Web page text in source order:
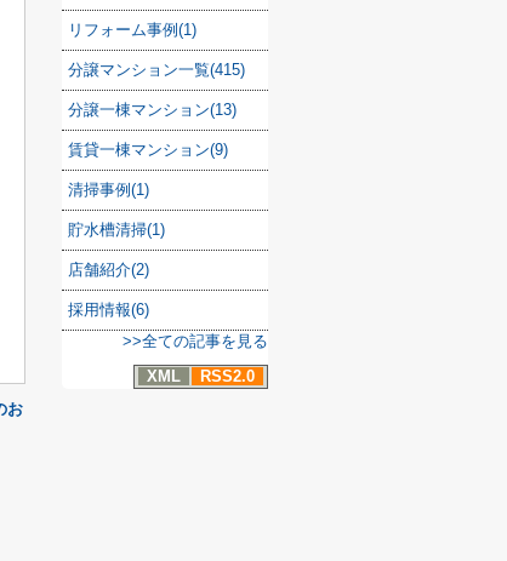
お
リフォーム事例(1)
分譲マンション一覧(415)
分譲一棟マンション(13)
賃貸一棟マンション(9)
清掃事例(1)
貯水槽清掃(1)
店舗紹介(2)
採用情報(6)
>>全ての記事を見る
XML
RSS2.0